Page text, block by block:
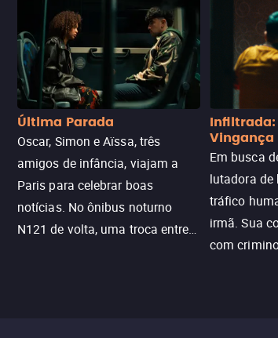
Última Parada
Oscar, Simon e Aïssa, três
amigos de infância, viajam a
Paris para celebrar boas
notícias. No ônibus noturno
N121 de volta, uma troca entre
Infiltrada:
Vingança
Em busca
lutadora de
tráfico
irmã. Sua
com